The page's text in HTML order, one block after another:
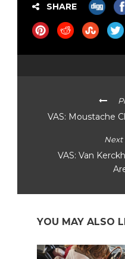
SHARE
VAS: Moustache
Next
VAS: Van
YOU MAY ALSO